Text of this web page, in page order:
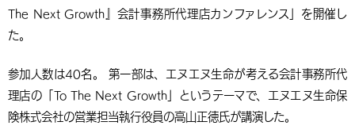
The Next Growth』会計事務所代理店カンファレンス」を開催し
た。
参加人数は40名。 第一部は、エヌエヌ生命が考える会計事務所代
理店の「To The Next Growth」というテーマで、エヌエヌ生命保
険株式会社の営業担当執行役員の高山正徳氏が講演した。